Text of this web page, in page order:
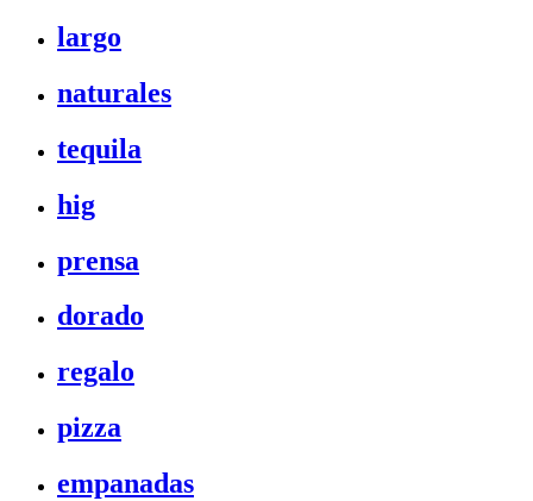
largo
naturales
tequila
hig
prensa
dorado
regalo
pizza
empanadas